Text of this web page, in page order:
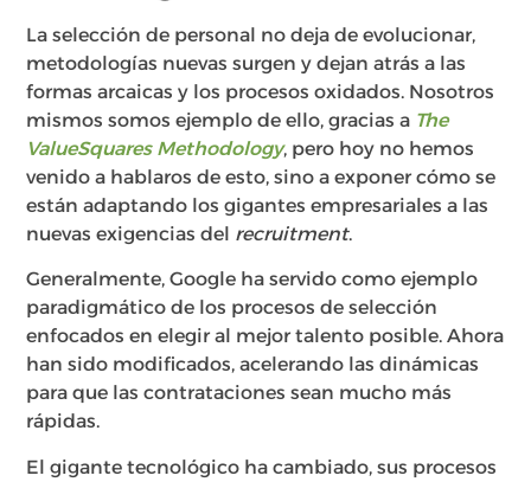
La selección de personal no deja de evolucionar,
metodologías nuevas surgen y dejan atrás a las
formas arcaicas y los procesos oxidados. Nosotros
mismos somos ejemplo de ello, gracias a The
ValueSquares Methodology, pero hoy no hemos
venido a hablaros de esto, sino a exponer cómo se
están adaptando los gigantes empresariales a las
nuevas exigencias del recruitment.
Generalmente, Google ha servido como ejemplo
paradigmático de los procesos de selección
enfocados en elegir al mejor talento posible. Ahora
han sido modificados, acelerando las dinámicas
para que las contrataciones sean mucho más
rápidas.
El gigante tecnológico ha cambiado, sus procesos